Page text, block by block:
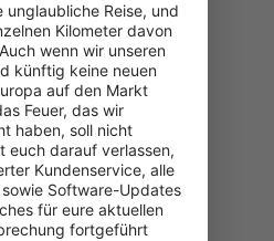
unglaubliche Reise, und
Kilometer davon
wenn wir unseren
künftig keine neuen
auf den Markt
Feuer, das wir
haben, soll nicht
euch darauf verlassen,
Kundenservice, alle
Software-Updates
für eure aktuellen
fortgeführt